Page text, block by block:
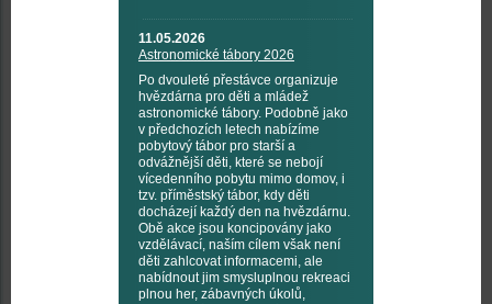
11.05.2026
Astronomické tábory 2026
Po dvouleté přestávce organizuje
hvězdárna pro děti a mládež
astronomické tábory. Podobně jako
v předchozích letech nabízíme
pobytový tábor pro starší a
odvážnější děti, které se nebojí
vícedenního pobytu mimo domov, i
tzv. příměstský tábor, kdy děti
docházejí každý den na hvězdárnu.
Obě akce jsou koncipovány jako
vzdělávací, naším cílem však není
děti zahlcovat informacemi, ale
nabídnout jim smysluplnou rekreaci
plnou her, zábavných úkolů,